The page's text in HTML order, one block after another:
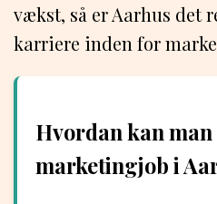
vækst, så er Aarhus det
karriere inden for
Hvordan kan
marketingjob i